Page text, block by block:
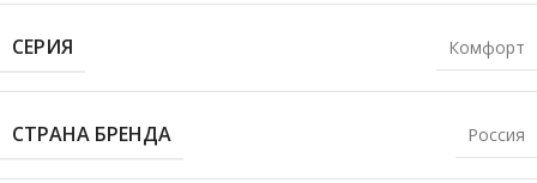
СЕРИЯ Комфорт
СТРАНА БРЕНДА Россия